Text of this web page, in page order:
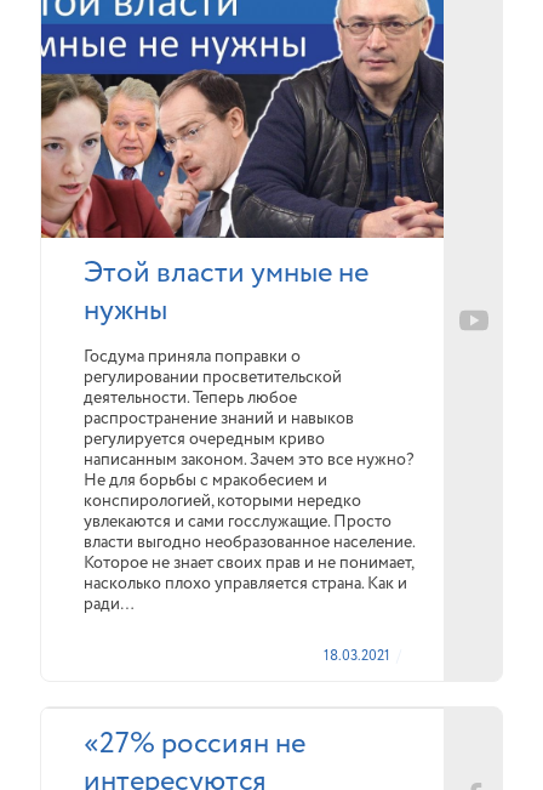
Этой власти умные не
нужны
Госдума приняла поправки о
регулировании просветительской
деятельности. Теперь любое
распространение знаний и навыков
регулируется очередным криво
написанным законом. Зачем это все нужно?
Не для борьбы с мракобесием и
конспирологией, которыми нередко
увлекаются и сами госслужащие. Просто
власти выгодно необразованное население.
Которое не знает своих прав и не понимает,
насколько плохо управляется страна. Как и
ради…
18.03.2021
«27% россиян не
интересуются